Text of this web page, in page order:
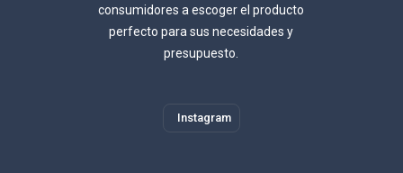
consumidores a escoger el producto
perfecto para sus necesidades y
presupuesto.
Instagram